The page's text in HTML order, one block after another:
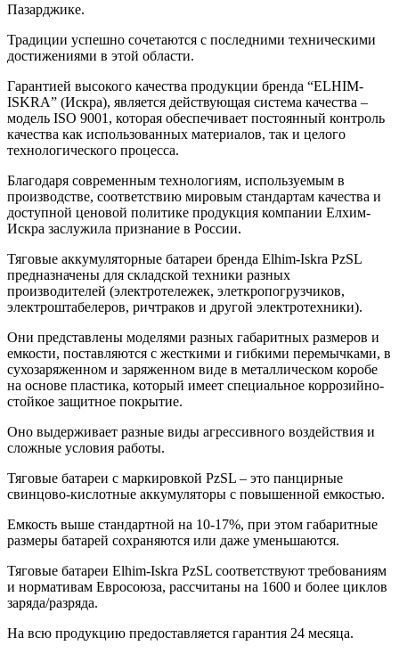
Пазарджике.
Традиции успешно сочетаются с последними техническими
достижениями в этой области.
Гарантией высокого качества продукции бренда “ELHIM-
ISKRA” (Искра), является действующая система качества –
модель ISO 9001, которая обеспечивает постоянный контроль
качества как использованных материалов, так и целого
технологического процесса.
Благодаря современным технологиям, используемым в
производстве, соответствию мировым стандартам качества и
доступной ценовой политике продукция компании Елхим-
Искра заслужила признание в России.
Тяговые аккумуляторные батареи бренда Elhim-Iskra PzSL
предназначены для складской техники разных
производителей (электротележек, элеткропогрузчиков,
электроштабелеров, ричтраков и другой электротехники).
Они представлены моделями разных габаритных размеров и
емкости, поставляются с жесткими и гибкими перемычками, в
сухозаряженном и заряженном виде в металлическом коробе
на основе пластика, который имеет специальное коррозийно-
стойкое защитное покрытие.
Оно выдерживает разные виды агрессивного воздействия и
сложные условия работы.
Тяговые батареи с маркировкой PzSL – это панцирные
свинцово-кислотные аккумуляторы с повышенной емкостью.
Емкость выше стандартной на 10-17%, при этом габаритные
размеры батарей сохраняются или даже уменьшаются.
Тяговые батареи Elhim-Iskra PzSL соответствуют требованиям
и нормативам Евросоюза, рассчитаны на 1600 и более циклов
заряда/разряда.
На всю продукцию предоставляется гарантия 24 месяца.